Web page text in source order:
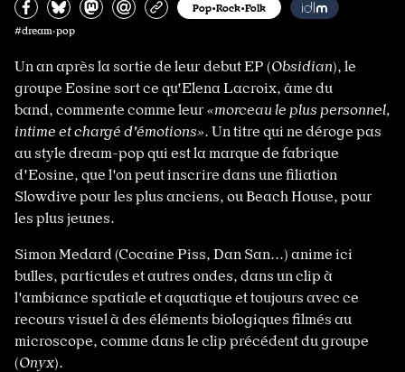
Partagez sur Facebook
Partager sur Bluesky
Partager sur Mastodon
Partagez par e-mail
Copiez l’urlPop•Rock•Folk
#dream·pop
Un an après la sortie de leur debut EP (Obsidian), le
groupe Eosine sort ce qu'Elena Lacroix, âme du
band, commente comme leur «morceau le plus personnel,
intime et chargé d'émotions». Un titre qui ne déroge pas
au style dream-pop qui est la marque de fabrique
d'Eosine, que l'on peut inscrire dans une filiation
Slowdive pour les plus anciens, ou Beach House, pour
les plus jeunes.
Simon Medard (Cocaine Piss, Dan San...) anime ici
bulles, particules et autres ondes, dans un clip à
l'ambiance spatiale et aquatique et toujours avec ce
recours visuel à des éléments biologiques filmés au
microscope, comme dans le clip précédent du groupe
(Onyx).